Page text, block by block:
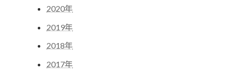
2020年
2019年
2018年
2017年